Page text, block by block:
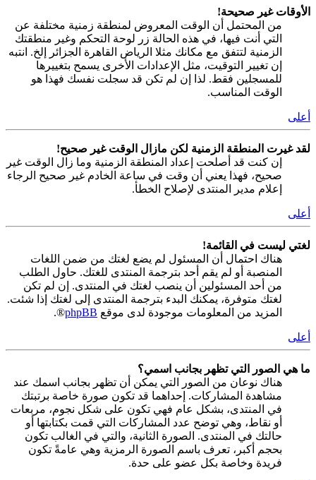
الأوقات غير صحيحة!
من المحتمل أن الوقت المعروض لمنطقة زمنية مختلفة عن
التي أنت فيها، في هذه الحالة زر لوحة التحكم وغير منطقتك
الزمنية لتتفق مع مكانك مثلا الرياض القاهرة الجزائر إلخ. انتبه
إن تغيير التوقيت، مثل الإعدادات الأخرى يسمح بتغييرها
للمسجلين فقط. لذا إن لم تكن قد سجلت نفسك فهذا هو
الوقت المناسب.
أعلى
لقد غيرت المنطقة الزمنية لكن مازال الوقت غير صحيح!
إن كنت قد أصلحت إعداد المنطقة الزمنية وما زال الوقت غير
صحيح، فهذا يعني أن وقت في ساعة الخادم غير صحيح الرجاء
إعلام مدير المنتدى لإصلاح الخطأ.
أعلى
لغتي ليست في القائمة!
هناك احتمال أن المسئول لم يضع لغتك من ضمن اللغات
المنصبة أو لم يقم أحد بترجمة المنتدى للغتك. حاول الطلب
من أحد المسئولين أن ينصب لغتك في المنتدى. إن لم تكن
لغتك متوفرة، يمكنك البدء بترجمة المنتدى إلى لغتك إذا شئت.
المزيد من المعلومات موجودة لدى موقع phpBB
®.
أعلى
ما هي الصور التي تظهر بجانب اسمي؟
هناك نوعان من الصور التي يمكن أن تظهر بجانب اسمك عند
مشاهدة المشاركات. إحداهما قد تكون صورة خاصة برتبتك
في المنتدى، بشكل عام فهي تكون على شكل نجوم، مربعات
أو نقاط، وهي توضح عدد المشاركات التي قمت بكتابتها أو
حالتك في المنتدى. الصورة الثانية، والتي في الغالب تكون
بحجم أكبر، تعرف باسم الصورة الرمزية وهي عامةً تكون
فريدة وخاصة بكل عضو على حدة.